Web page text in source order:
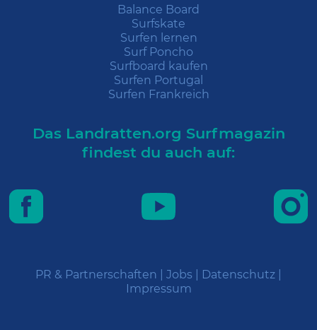
Balance Board
Surfskate
Surfen lernen
Surf Poncho
Surfboard kaufen
Surfen Portugal
Surfen Frankreich
Das Landratten.org Surfmagazin
findest du auch auf:
PR & Partnerschaften Jobs Datenschutz
Impressum